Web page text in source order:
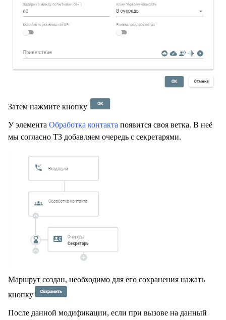
Затем нажмите кнопку
У элемента Обработка контакта появится своя ветка. В неё
мы согласно ТЗ добавляем очередь с секретарями.
Маршрут создан, необходимо для его сохранения нажать
кнопку
После данной модификации, если при вызове на данный